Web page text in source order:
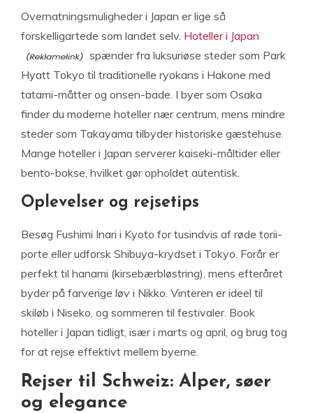
Overnatningsmuligheder i Japan er lige så
forskelligartede som landet selv. Hoteller i Japan
spænder fra luksuriøse steder som Park
Hyatt Tokyo til traditionelle ryokans i Hakone med
tatami-måtter og onsen-bade. I byer som Osaka
finder du moderne hoteller nær centrum, mens mindre
steder som Takayama tilbyder historiske gæstehuse.
Mange hoteller i Japan serverer kaiseki-måltider eller
bento-bokse, hvilket gør opholdet autentisk.
Oplevelser og rejsetips
Besøg Fushimi Inari i Kyoto for tusindvis af røde torii-
porte eller udforsk Shibuya-krydset i Tokyo. Forår er
perfekt til hanami (kirsebærbløstring), mens efteråret
byder på farverige løv i Nikko. Vinteren er ideel til
skiløb i Niseko, og sommeren til festivaler. Book
hoteller i Japan tidligt, især i marts og april, og brug tog
for at rejse effektivt mellem byerne.
Rejser til Schweiz: Alper, søer
og elegance